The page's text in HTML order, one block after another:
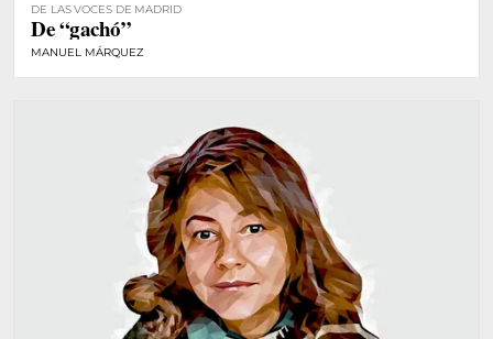
DE LAS VOCES DE MADRID
De “gachó”
MANUEL MÁRQUEZ